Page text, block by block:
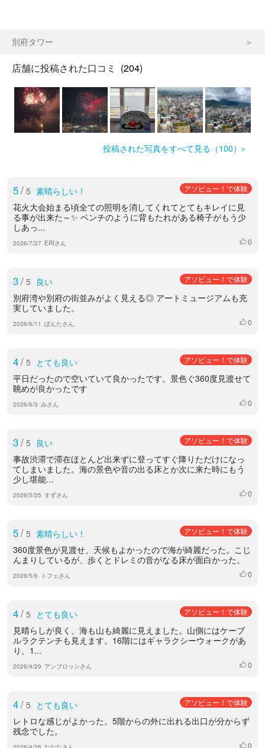
別府タワー
店舗に投稿された口コミ (204)
投稿された写真をすべて見る（100）
5/ 5 素晴らしい！ アソビュー！で体験
花火大会始まる頃全ての照明を消してくれてとてもキレイに見
る事が出来た～✨ ベンチのように背もたれがある椅子がもう少
しあっ...
2026/7/27 ERIさん いいね
0
3/ 5 良い アソビュー！で体験
別府湾や別府の街並みがよく見える◎ アートミュージアムも充
実していました。
2026/6/11 ぽんたさん いいね
0
4/ 5 とても良い アソビュー！で体験
平日だったので空いていて良かったです。景色ぐ360度見渡せて
眺めが良かったです
2026/6/3 みさん いいね
0
3/ 5 良い アソビュー！で体験
事故渋滞で滞在ほとんど出来ずに登ってすぐ降りただけになっ
てしまいました。海の景色や音の出る床とか次に来た時にもう
少し堪能...
2026/5/25 すずさん いいね
0
5/ 5 素晴らしい！ アソビュー！で体験
360度景色が見渡せ、天候もよかったので海が綺麗だった。こじ
んまりしているが、歩くとドレミの音がなる床が面白かった。
2026/5/6 トフェさん いいね
0
4/ 5 とても良い アソビュー！で体験
見晴らしが良く、海も山も綺麗に見えました。山側にはケーブ
ルラクテンチも見えます。16階にはギャラクシーウォークがあ
り、1...
2026/4/29 アンブロッシさん いいね
0
4/ 5 とても良い アソビュー！で体験
レトロな感じがよかった。5階からの外に出れる出口が分からず
残念でした。
いいね
0